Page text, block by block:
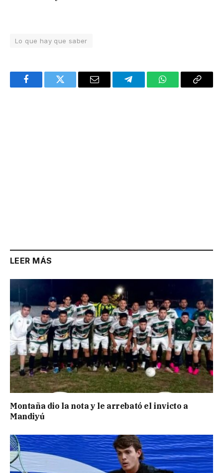
Lo que hay que saber
FacebookTwitter Email TelegramWhatsAppCopy
LEER MÁS
Montaña dio la nota y le arrebató el invicto a
Mandiyú